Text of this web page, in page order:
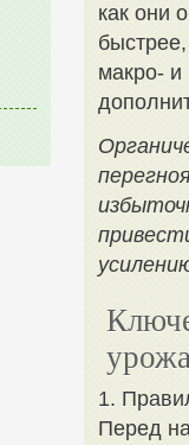
как они
макро- и
1.
Перед